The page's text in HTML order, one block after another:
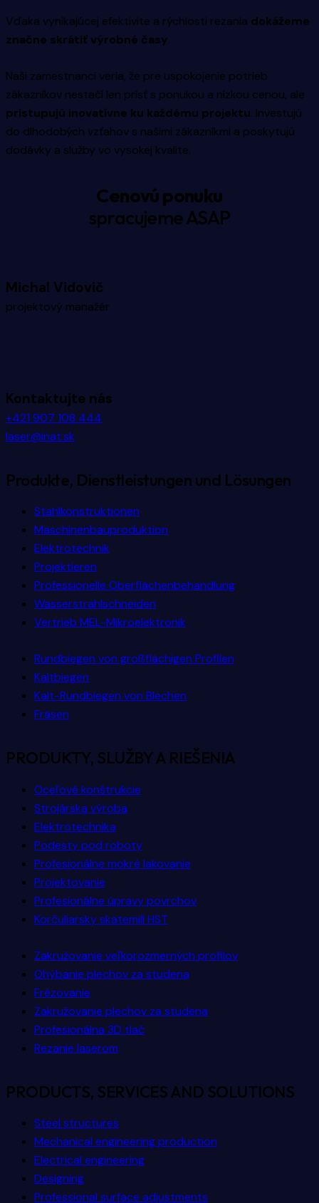
Vďaka vynikajúcej efektivite a rýchlosti rezania dokážeme
značne skrátiť výrobné časy.
Naši zamestnanci veria, že pre uspokojenie potrieb
zákazníkov nestačí len prísť s ponukou a nízkou cenou, ale
pristupujú inovatívne ku každému projektu. Investujú
do dlhodobých vzťahov s našimi zákazníkmi a poskytujú
dodávky a služby vo vysokej kvalite.
Cenovú ponuku
spracujeme ASAP
Michal Vidovič
projektový manažér
Kontaktujte nás
+421 907 108 444
laser@inat.sk
Produkte, Dienstleistungen und Lösungen
Stahlkonstruktionen
Maschinenbauproduktion
Elektrotechnik
Projektieren
Professionelle Oberflächenbehandlung
Wasserstrahlschneiden
Vertrieb MEL-Mikroelektronik
Rundbiegen von großflächigen Profilen
Kaltbiegen
Kalt-Rundbiegen von Blechen
Fräsen
PRODUKTY, SLUŽBY A RIEŠENIA
Oceľové konštrukcie
Strojárska výroba
Elektrotechnika
Podesty pod roboty
Profesionálne mokré lakovanie
Projektovanie
Profesionálne úpravy povrchov
Korčuliarsky skatemill HST
Zakružovanie veľkorozmerných profilov
Ohýbanie plechov za studena
Frézovanie
Zakružovanie plechov za studena
Profesionálna 3D tlač
Rezanie laserom
PRODUCTS, SERVICES AND SOLUTIONS
Steel structures
Mechanical engineering production
Electrical engineering
Designing
Professional surface adjustments